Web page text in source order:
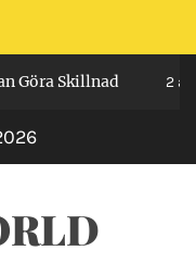
Skillnad 2 år